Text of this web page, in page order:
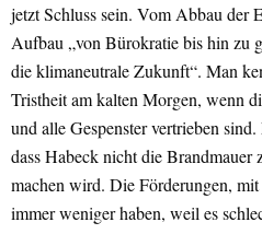
jetzt Schluss sein. Vom Abbau der
Aufbau „von Bürokratie bis hin zu
die klimaneutrale Zukunft“. Man
Tristheit am kalten Morgen, wenn
und alle Gespenster vertrieben
dass Habeck nicht die Brandmauer
machen wird. Die Förderungen,
immer weniger haben, weil es